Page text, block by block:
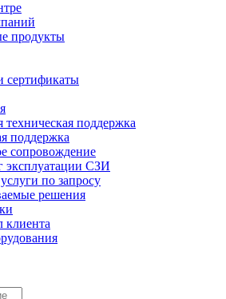
продукты
сертификаты
техническая поддержка
поддержка
сопровождение
эксплуатации СЗИ
по запросу
решения
клиента